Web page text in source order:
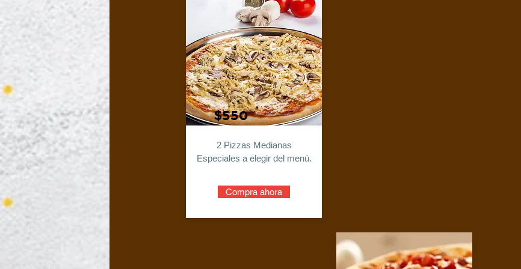
$550
2 Pizzas Medianas
Especiales a elegir del menú.
Compra ahora